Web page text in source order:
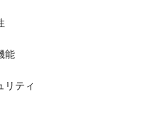
能
リティ